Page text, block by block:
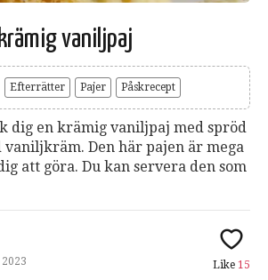
vaniljpaj
Efterrätter Pajer Påskrecept
dig en krämig vaniljpaj med spröd
Den här pajen är mega
att göra. Du kan servera den som
Like 15